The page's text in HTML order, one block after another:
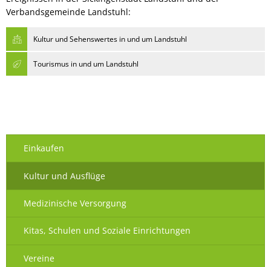
Verbandsgemeinde Landstuhl:
Kultur und Sehenswertes in und um Landstuhl
Tourismus in und um Landstuhl
Einkaufen
Kultur und Ausflüge
Medizinische Versorgung
Kitas, Schulen und Soziale Einrichtungen
Vereine